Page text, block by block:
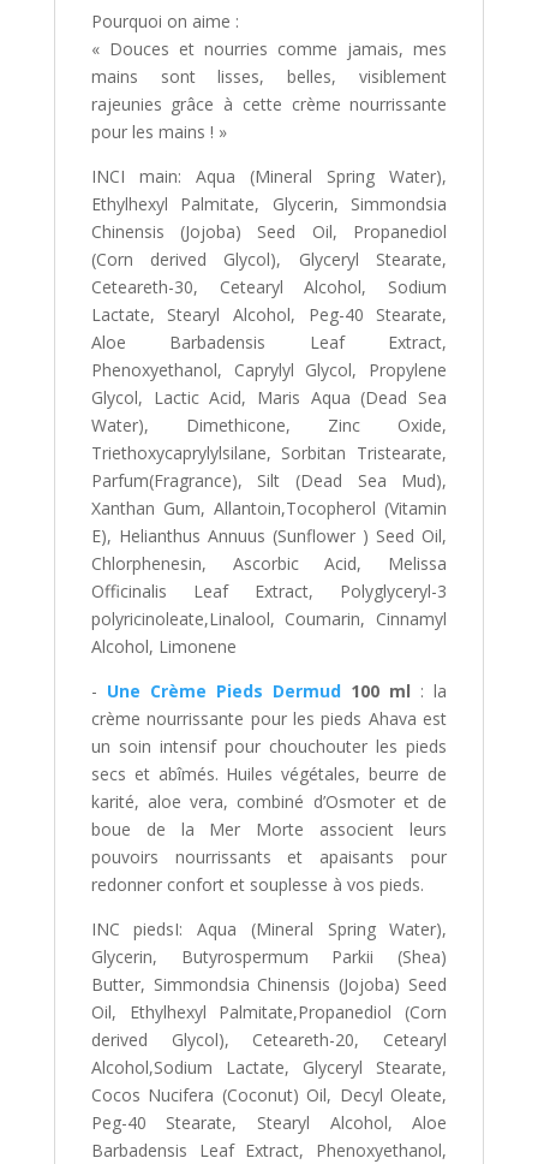
Pourquoi on aime :
« Douces et nourries comme jamais, mes
mains sont lisses, belles, visiblement
rajeunies grâce à cette crème nourrissante
pour les mains ! »
INCI main: Aqua (Mineral Spring Water),
Ethylhexyl Palmitate, Glycerin, Simmondsia
Chinensis (Jojoba) Seed Oil, Propanediol
(Corn derived Glycol), Glyceryl Stearate,
Ceteareth-30, Cetearyl Alcohol, Sodium
Lactate, Stearyl Alcohol, Peg-40 Stearate,
Aloe Barbadensis Leaf Extract,
Phenoxyethanol, Caprylyl Glycol, Propylene
Glycol, Lactic Acid, Maris Aqua (Dead Sea
Water), Dimethicone, Zinc Oxide,
Triethoxycaprylylsilane, Sorbitan Tristearate,
Parfum(Fragrance), Silt (Dead Sea Mud),
Xanthan Gum, Allantoin,Tocopherol (Vitamin
E), Helianthus Annuus (Sunflower ) Seed Oil,
Chlorphenesin, Ascorbic Acid, Melissa
Officinalis Leaf Extract, Polyglyceryl-3
polyricinoleate,Linalool, Coumarin, Cinnamyl
Alcohol, Limonene
- Une Crème Pieds Dermud 100 ml : la
crème nourrissante pour les pieds Ahava est
un soin intensif pour chouchouter les pieds
secs et abîmés. Huiles végétales, beurre de
karité, aloe vera, combiné d’Osmoter et de
boue de la Mer Morte associent leurs
pouvoirs nourrissants et apaisants pour
redonner confort et souplesse à vos pieds.
INC piedsI: Aqua (Mineral Spring Water),
Glycerin, Butyrospermum Parkii (Shea)
Butter, Simmondsia Chinensis (Jojoba) Seed
Oil, Ethylhexyl Palmitate,Propanediol (Corn
derived Glycol), Ceteareth-20, Cetearyl
Alcohol,Sodium Lactate, Glyceryl Stearate,
Cocos Nucifera (Coconut) Oil, Decyl Oleate,
Peg-40 Stearate, Stearyl Alcohol, Aloe
Barbadensis Leaf Extract, Phenoxyethanol,